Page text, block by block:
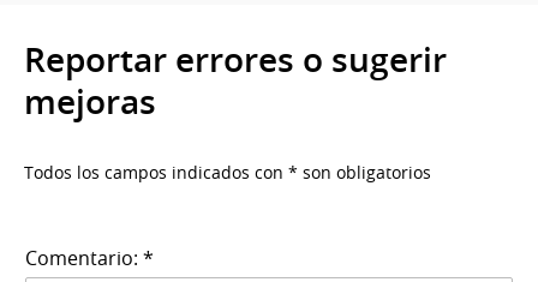
Reportar errores o sugerir
mejoras
Todos los campos indicados con * son obligatorios
Comentario: *